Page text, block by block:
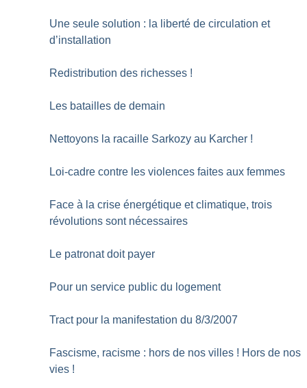
Une seule solution : la liberté de circulation et
d’installation
Redistribution des richesses !
Les batailles de demain
Nettoyons la racaille Sarkozy au Karcher !
Loi-cadre contre les violences faites aux femmes
Face à la crise énergétique et climatique, trois
révolutions sont nécessaires
Le patronat doit payer
Pour un service public du logement
Tract pour la manifestation du 8/3/2007
Fascisme, racisme : hors de nos villes ! Hors de nos
vies !